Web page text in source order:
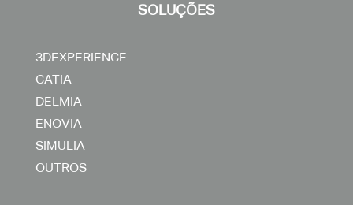
SOLUÇÕES
3DEXPERIENCE
CATIA
DELMIA
ENOVIA
SIMULIA
OUTROS